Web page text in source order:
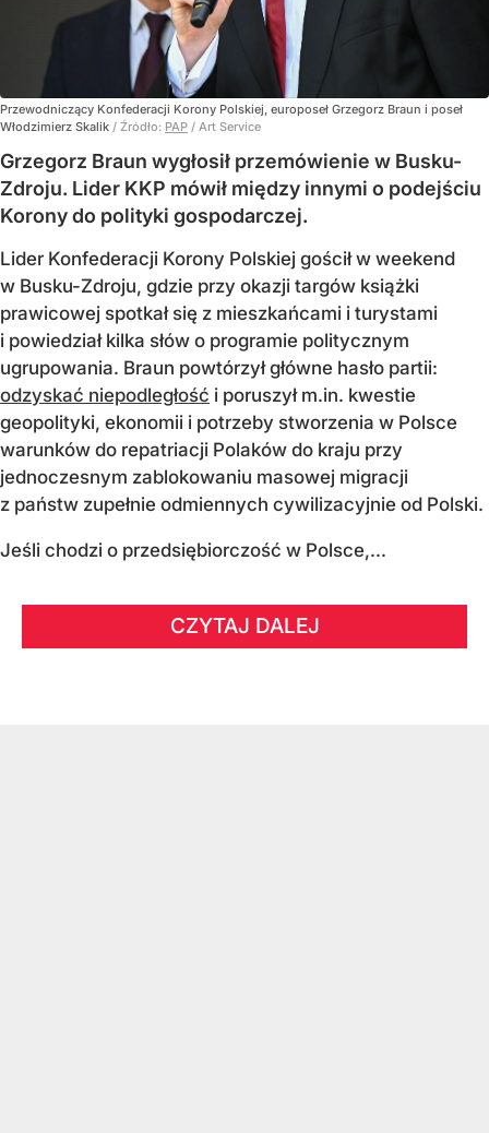
Przewodniczący Konfederacji Korony Polskiej, europoseł Grzegorz Braun i poseł
Włodzimierz Skalik / Źródło: PAP / Art Service
Grzegorz Braun wygłosił przemówienie w Busku-
Zdroju. Lider KKP mówił między innymi o podejściu
Korony do polityki gospodarczej.
Lider Konfederacji Korony Polskiej gościł w weekend
w Busku-Zdroju, gdzie przy okazji targów książki
prawicowej spotkał się z mieszkańcami i turystami
i powiedział kilka słów o programie politycznym
ugrupowania. Braun powtórzył główne hasło partii:
odzyskać niepodległość i poruszył m.in. kwestie
geopolityki, ekonomii i potrzeby stworzenia w Polsce
warunków do repatriacji Polaków do kraju przy
jednoczesnym zablokowaniu masowej migracji
z państw zupełnie odmiennych cywilizacyjnie od Polski.
Jeśli chodzi o przedsiębiorczość w Polsce,...
CZYTAJ DALEJ